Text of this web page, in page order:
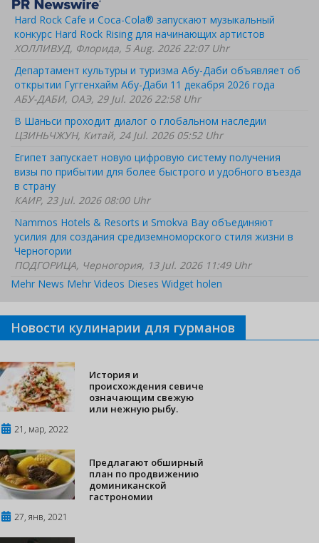
Hard Rock Cafe и Coca-Cola® запускают музыкальный
конкурс Hard Rock Rising для начинающих артистов
ХОЛЛИВУД, Флорида, 5 Aug. 2026 22:07 Uhr
Департамент культуры и туризма Абу-Даби объявляет об
открытии Гуггенхайм Абу-Даби 11 декабря 2026 года
АБУ-ДАБИ, ОАЭ, 29 Jul. 2026 22:58 Uhr
В Шаньси проходит диалог о глобальном наследии
ЦЗИНЬЧЖУН, Китай, 24 Jul. 2026 05:52 Uhr
Египет запускает новую цифровую систему получения
визы по прибытии для более быстрого и удобного въезда
в страну
КАИР, 23 Jul. 2026 08:00 Uhr
Nammos Hotels & Resorts и Smokva Bay объединяют
усилия для создания средиземноморского стиля жизни в
Черногории
ПОДГОРИЦА, Черногория, 13 Jul. 2026 11:49 Uhr
Mehr News Mehr Videos Dieses Widget holen
Новости кулинарии для гурманов
История и
происхождения севиче
означающим свежую
или нежную рыбу.
21, мар, 2022
Предлагают обширный
план по продвижению
доминиканской
гастрономии
27, янв, 2021